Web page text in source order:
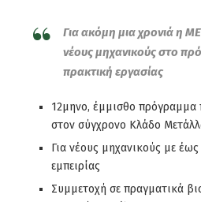
Για ακόμη μια χρονιά η
νέους μηχανικούς στο
πρακτική εργασίας
12μηνο, έμμισθο πρόγραμμα
στον σύγχρονο Κλάδο
Για νέους μηχανικούς με
εμπειρίας
Συμμετοχή σε πραγματικά